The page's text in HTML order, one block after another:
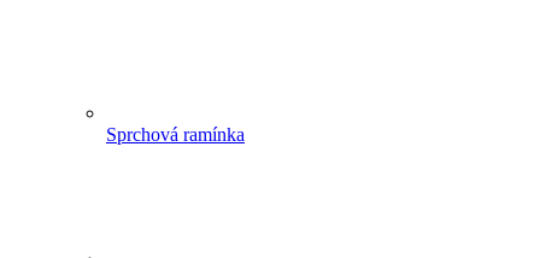
Sprchová ramínka